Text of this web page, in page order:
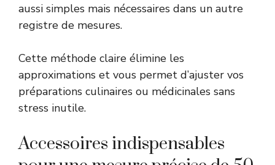
aussi simples mais nécessaires dans un autre
registre de mesures.
Cette méthode claire élimine les
approximations et vous permet d’ajuster vos
préparations culinaires ou médicinales sans
stress inutile.
Accessoires indispensables